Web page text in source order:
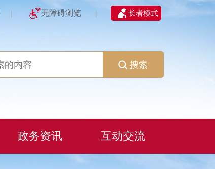
| 无障碍浏览 | 长者模式
搜索
政务资讯 互动交流